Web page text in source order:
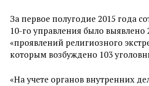
За первое полугодие 2015 года
10-го управления было выявлено
«проявлений религиозного
которым возбуждено 103
«На учете органов внутренних